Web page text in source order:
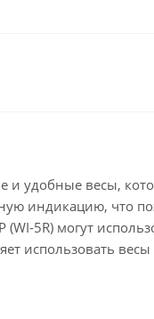
и удобные весы,
индикацию, что
5R) могут
использовать